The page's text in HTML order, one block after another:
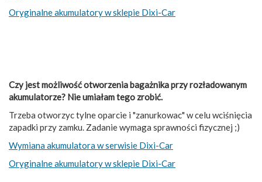
Oryginalne akumulatory w sklepie Dixi-Car
Czy jest możliwość otworzenia bagażnika przy rozładowanym
akumulatorze? Nie umiałam tego zrobić.
Trzeba otworzyc tylne oparcie i "zanurkowac" w celu wciśnięcia
zapadki przy zamku. Zadanie wymaga sprawności fizycznej ;)
Wymiana akumulatora w serwisie Dixi-Car
Oryginalne akumulatory w sklepie Dixi-Car